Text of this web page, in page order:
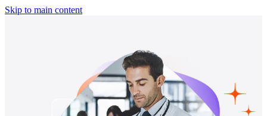
Skip to main content